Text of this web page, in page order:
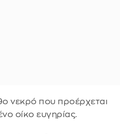
νεκρό που προέρχεται
οίκο ευγηρίας.